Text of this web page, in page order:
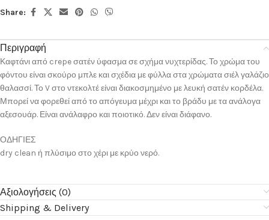
Share:
Περιγραφή
Καφτάνι από crepe σατέν ύφασμα σε σχήμα νυχτερίδας. Το χρώμα του
φόντου είναι σκούρο μπλε και σχέδια με φύλλα στα χρώματα σιέλ γαλάζιο
θαλασσί. Το V στο ντεκολτέ είναι διακοσμημένο με λευκή σατέν κορδέλα.
Μπορεί να φορεθεί από το απόγευμα μέχρι και το βράδυ με τα ανάλογα
αξεσουάρ. Είναι ανάλαφρο και ποιοτικό. Δεν είναι διάφανο.
ΟΔΗΓΙΕΣ
dry clean ή πλύσιμο στο χέρι με κρύο νερό.
Αξιολογήσεις (0)
Shipping & Delivery